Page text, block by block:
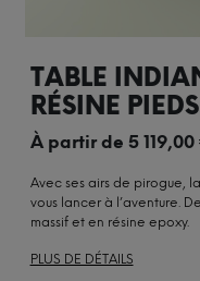
TABLE
RÉSINE
À partir de 5 119,00
Avec ses airs de pirogue,
vous lancer à l’aventure.
massif et en résine epoxy.
PLUS DE DÉTAILS